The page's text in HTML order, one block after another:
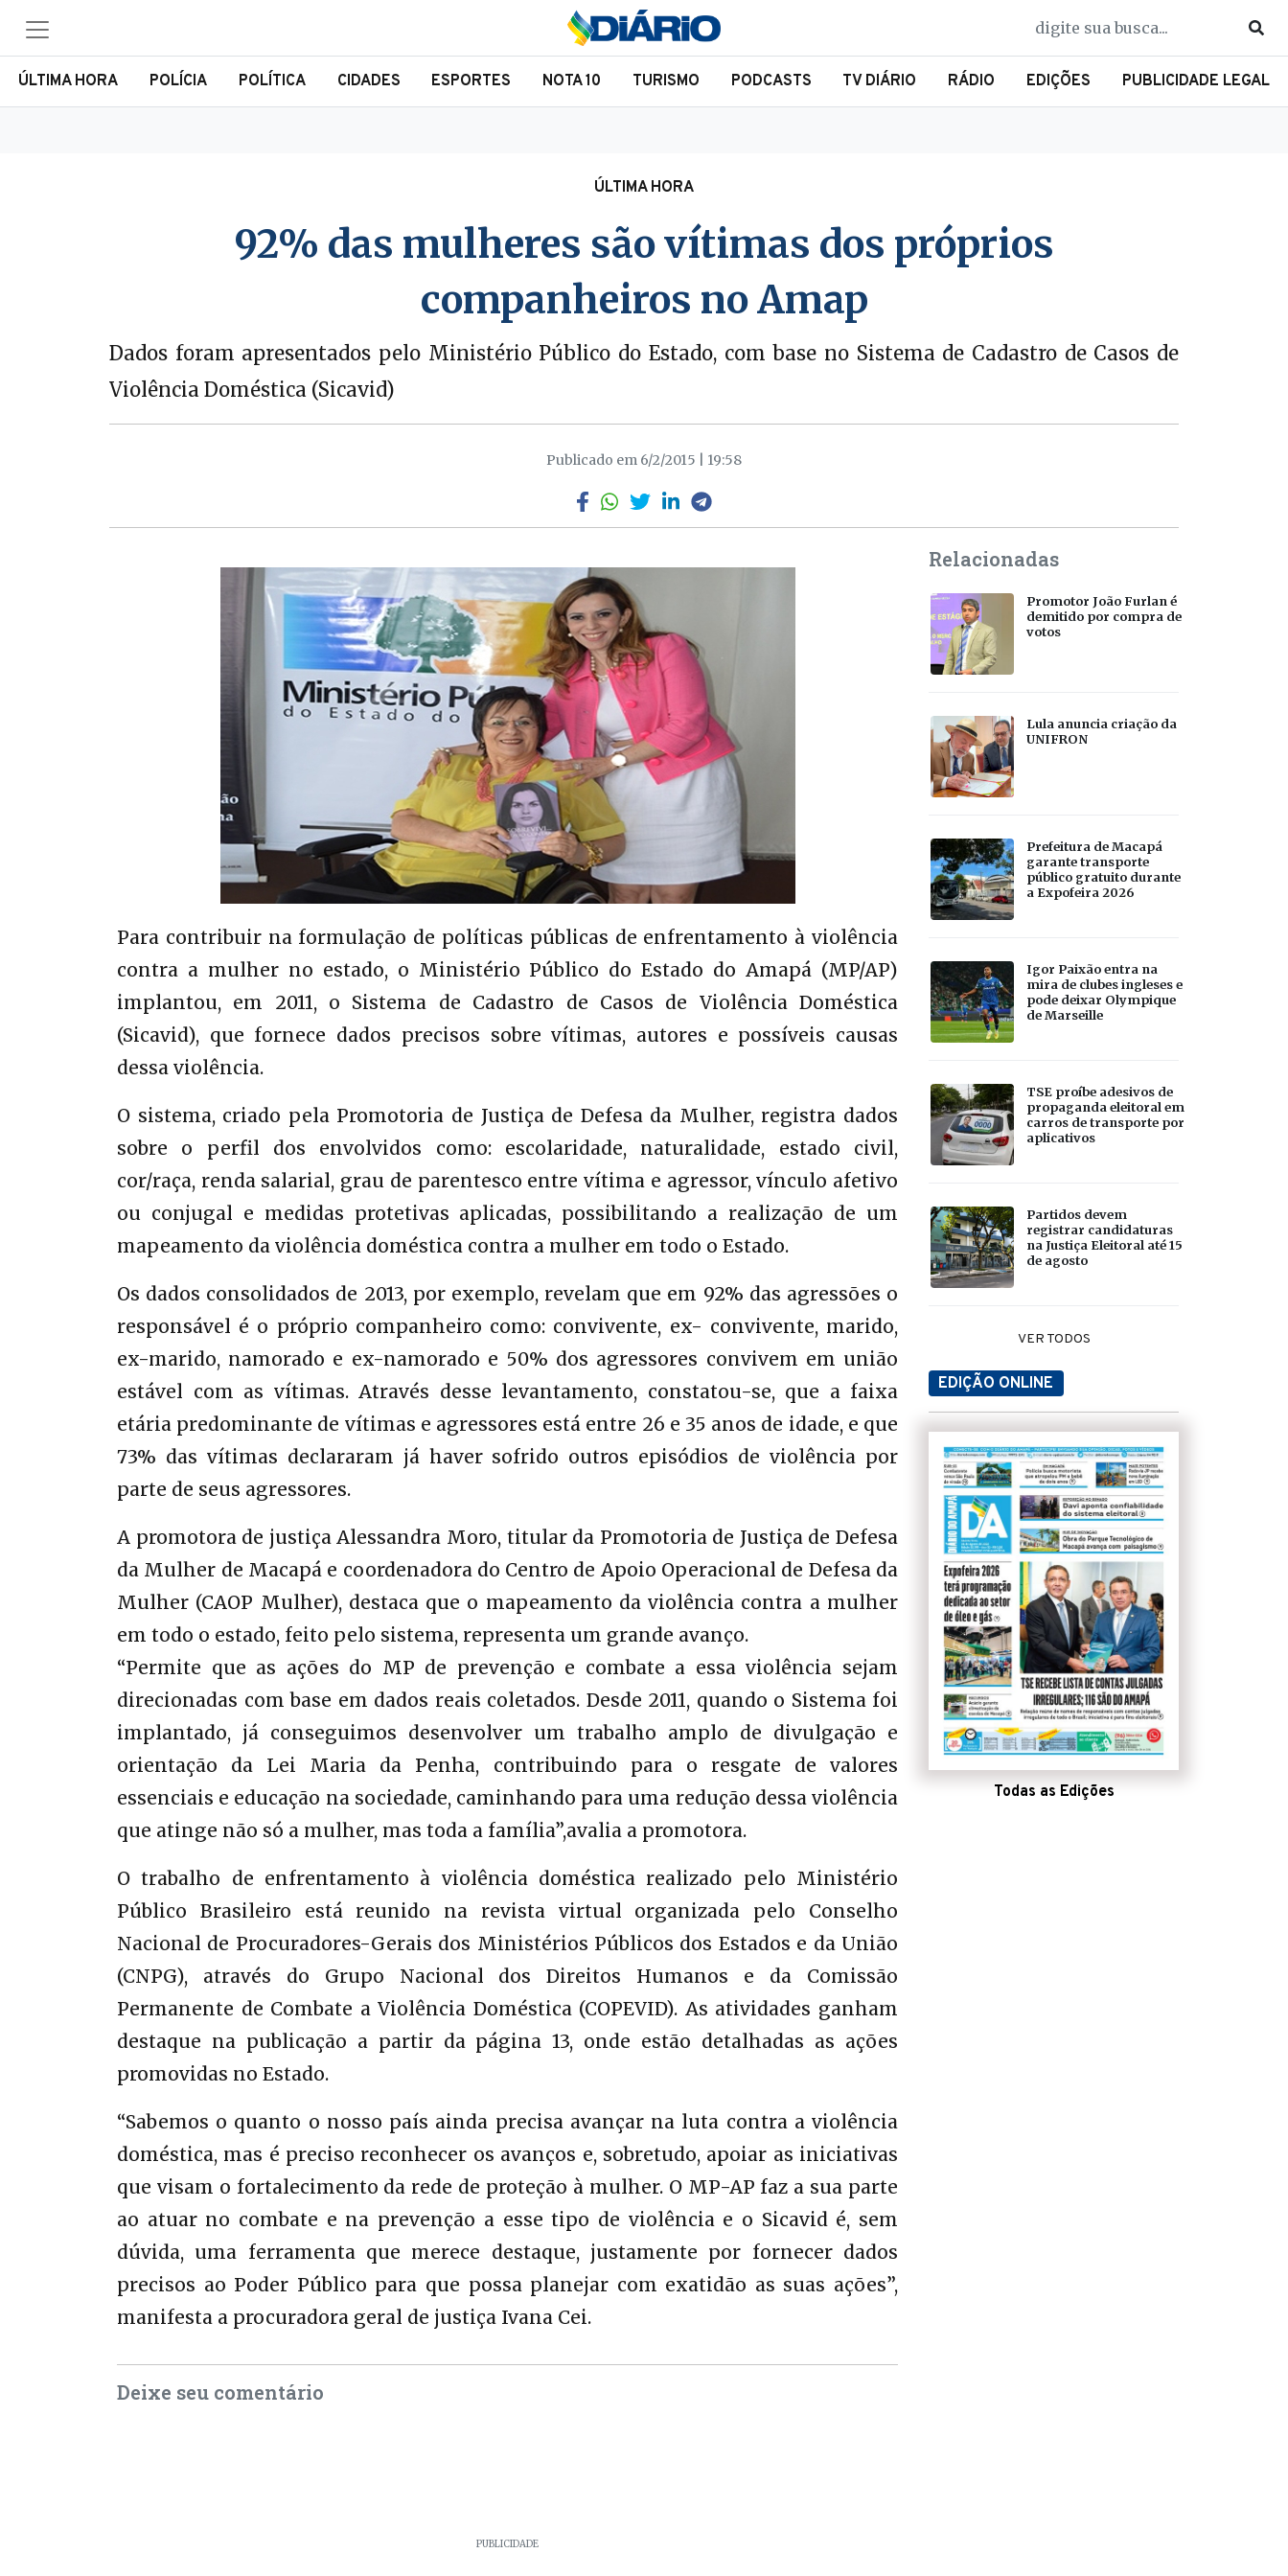
ÚLTIMA HORA POLÍCIA POLÍTICA CIDADES ESPORTES NOTA 10 TURISMO PODCASTS TV DIÁRIO RÁDIO EDIÇÕES PUBLICIDADE LEGAL
ÚLTIMA HORA
92% das mulheres são vítimas dos próprios
companheiros no Amap
Dados foram apresentados pelo Ministério Público do Estado, com base no Sistema de Cadastro de Casos de
Violência Doméstica (Sicavid)
Publicado em 6/2/2015 | 19:58
Para contribuir na formulação de políticas públicas de enfrentamento à violência
contra a mulher no estado, o Ministério Público do Estado do Amapá (MP/AP)
implantou, em 2011, o Sistema de Cadastro de Casos de Violência Doméstica
(Sicavid), que fornece dados precisos sobre vítimas, autores e possíveis causas
dessa violência.
O sistema, criado pela Promotoria de Justiça de Defesa da Mulher, registra dados
sobre o perfil dos envolvidos como: escolaridade, naturalidade, estado civil,
cor/raça, renda salarial, grau de parentesco entre vítima e agressor, vínculo afetivo
ou conjugal e medidas protetivas aplicadas, possibilitando a realização de um
mapeamento da violência doméstica contra a mulher em todo o Estado.
Os dados consolidados de 2013, por exemplo, revelam que em 92% das agressões o
responsável é o próprio companheiro como: convivente, ex- convivente, marido,
ex-marido, namorado e ex-namorado e 50% dos agressores convivem em união
estável com as vítimas. Através desse levantamento, constatou-se, que a faixa
etária predominante de vítimas e agressores está entre 26 e 35 anos de idade, e que
73% das vítimas declararam já haver sofrido outros episódios de violência por
parte de seus agressores.
A promotora de justiça Alessandra Moro, titular da Promotoria de Justiça de Defesa
da Mulher de Macapá e coordenadora do Centro de Apoio Operacional de Defesa da
Mulher (CAOP Mulher), destaca que o mapeamento da violência contra a mulher
em todo o estado, feito pelo sistema, representa um grande avanço.
“Permite que as ações do MP de prevenção e combate a essa violência sejam
direcionadas com base em dados reais coletados. Desde 2011, quando o Sistema foi
implantado, já conseguimos desenvolver um trabalho amplo de divulgação e
orientação da Lei Maria da Penha, contribuindo para o resgate de valores
essenciais e educação na sociedade, caminhando para uma redução dessa violência
que atinge não só a mulher, mas toda a família”,avalia a promotora.
O trabalho de enfrentamento à violência doméstica realizado pelo Ministério
Público Brasileiro está reunido na revista virtual organizada pelo Conselho
Nacional de Procuradores-Gerais dos Ministérios Públicos dos Estados e da União
(CNPG), através do Grupo Nacional dos Direitos Humanos e da Comissão
Permanente de Combate a Violência Doméstica (COPEVID). As atividades ganham
destaque na publicação a partir da página 13, onde estão detalhadas as ações
promovidas no Estado.
“Sabemos o quanto o nosso país ainda precisa avançar na luta contra a violência
doméstica, mas é preciso reconhecer os avanços e, sobretudo, apoiar as iniciativas
que visam o fortalecimento da rede de proteção à mulher. O MP-AP faz a sua parte
ao atuar no combate e na prevenção a esse tipo de violência e o Sicavid é, sem
dúvida, uma ferramenta que merece destaque, justamente por fornecer dados
precisos ao Poder Público para que possa planejar com exatidão as suas ações”,
manifesta a procuradora geral de justiça Ivana Cei.
Deixe seu comentário
PUBLICIDADE
Relacionadas
Promotor João Furlan é
demitido por compra de
votos
Lula anuncia criação da
UNIFRON
Prefeitura de Macapá
garante transporte
público gratuito durante
a Expofeira 2026
Igor Paixão entra na
mira de clubes ingleses e
pode deixar Olympique
de Marseille
TSE proíbe adesivos de
propaganda eleitoral em
carros de transporte por
aplicativos
Partidos devem
registrar candidaturas
na Justiça Eleitoral até 15
de agosto
VER TODOS
EDIÇÃO ONLINE
Todas as Edições